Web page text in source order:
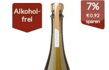
Alkohol-
frei
7%
€0,92
sparen